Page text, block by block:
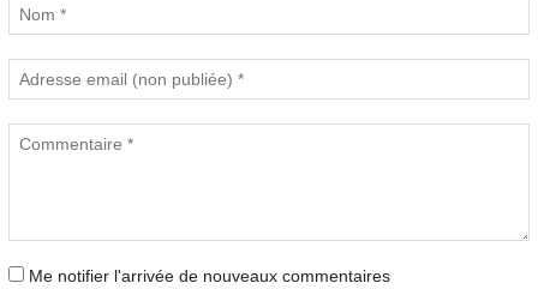
Me notifier l'arrivée de nouveaux commentaires